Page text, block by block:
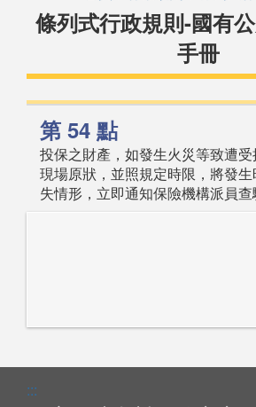
條列式行政規則-國有
手冊
第 54 點
投保之財產，如發生火災等致遭
現場原狀，並照規定時限，將發
失情形，立即通知保險機構派員查
:::